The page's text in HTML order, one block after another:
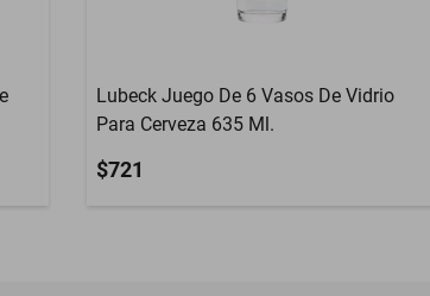
Lubeck Juego De 6 Vasos De Vidrio
Para Cerveza 635 Ml.
$721